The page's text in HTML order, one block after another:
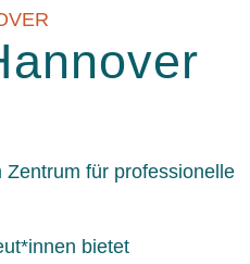
für professionelle
bietet